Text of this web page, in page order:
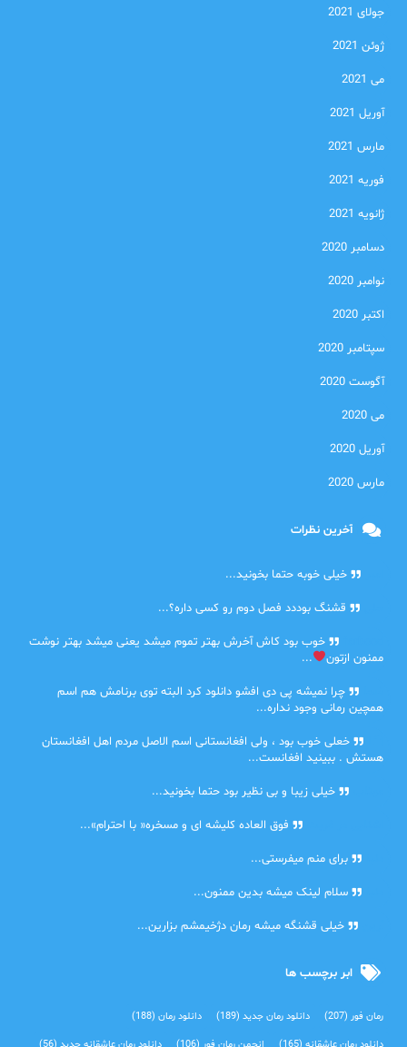
جولای 2021
ژوئن 2021
می 2021
آوریل 2021
مارس 2021
فوریه 2021
ژانویه 2021
دسامبر 2020
نوامبر 2020
اکتبر 2020
سپتامبر 2020
آگوست 2020
می 2020
آوریل 2020
مارس 2020
آخرین نظرات
خیلی خوبه حتما بخونید...
قشنگ بوددد فصل دوم رو کسی داره؟...
خوب بود کاش آخرش بهتر تموم میشد یعنی میشد بهتر نوشت
ممنون ازتون
...
چرا نمیشه پی دی افشو دانلود کرد البته توی برنامش هم اسم
همچین رمانی وجود نداره...
خعلی خوب بود ، ولی افغانستانی اسم الاصل مردم اهل افغانستان
هستش . ببینید افغانست...
خیلی زیبا و بی نظیر بود حتما بخونید...
فوق العاده کلیشه ای و مسخره« با احترام»...
برای منم میفرستی...
سلام لینک میشه بدین ممنون...
خیلی قشنگه میشه رمان دژخیمشم بزارین...
ابر برچسب ها
رمان فور(207) دانلود رمان جدید(189) دانلود رمان(188)